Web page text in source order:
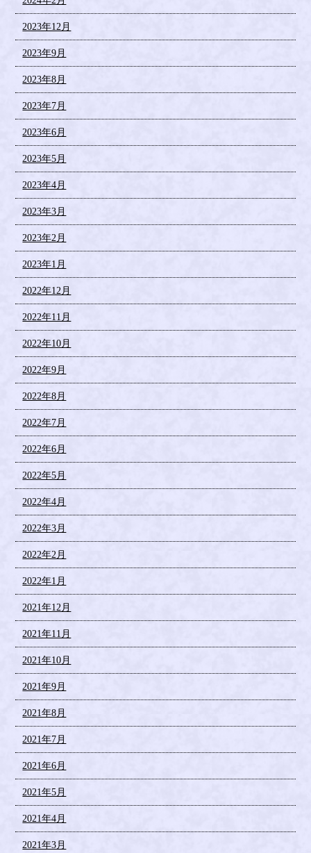
2023年12月
2023年9月
2023年8月
2023年7月
2023年6月
2023年5月
2023年4月
2023年3月
2023年2月
2023年1月
2022年12月
2022年11月
2022年10月
2022年9月
2022年8月
2022年7月
2022年6月
2022年5月
2022年4月
2022年3月
2022年2月
2022年1月
2021年12月
2021年11月
2021年10月
2021年9月
2021年8月
2021年7月
2021年6月
2021年5月
2021年4月
2021年3月